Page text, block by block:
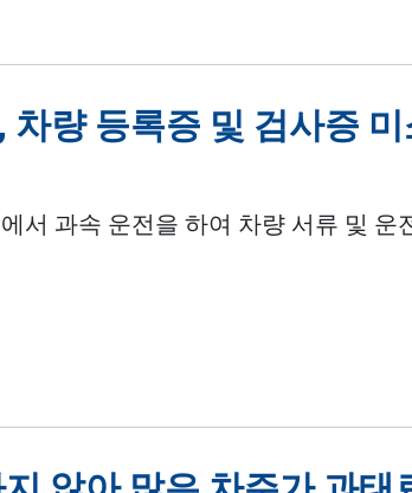
량 등록증 및 검사증 미
서 과속 운전을 하여 차량 서류 및 운